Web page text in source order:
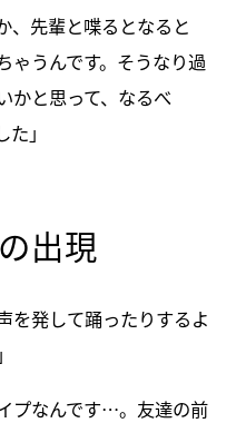
、先輩と喋るとなると
ゃうんです。そうなり過
かと思って、なるべ
」
出現
を発して踊ったりするよ
プなんです…。友達の前